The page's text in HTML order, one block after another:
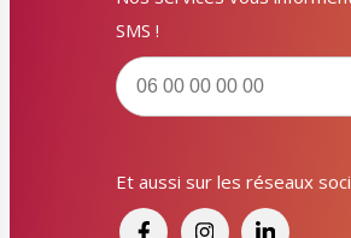
SMS !
Et aussi sur les réseaux